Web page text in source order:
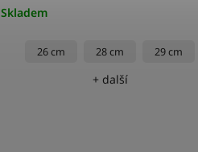
Skladem
26 cm 28 cm 29 cm
+ další